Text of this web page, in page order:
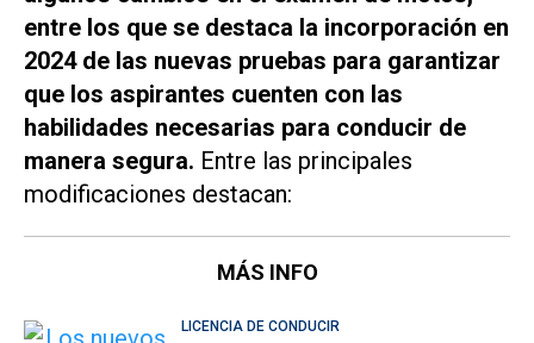
entre los que se destaca la incorporación en
2024 de las nuevas pruebas para garantizar
que los aspirantes cuenten con las
habilidades necesarias para conducir de
manera segura. Entre las principales
modificaciones destacan:
MÁS INFO
LICENCIA DE CONDUCIR